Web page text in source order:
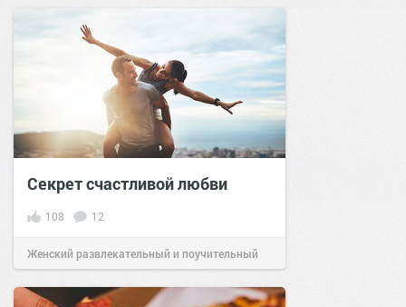
Секрет счастливой любви
108 12
Женский развлекательный и поучительный
сайт.21:1611 фев 2022